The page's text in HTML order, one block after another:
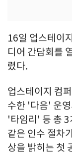
16일 업스테이
디어 간담회를
렸다.
업스테이지 컴
수한 '다음' 운
'타임리' 등 총 3
같은 인수 절차
상을 밝히는 첫